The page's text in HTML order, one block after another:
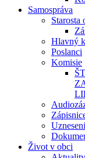
Samospráva
Starosta
Hlavný
Poslanci
Komisie
Život v obci